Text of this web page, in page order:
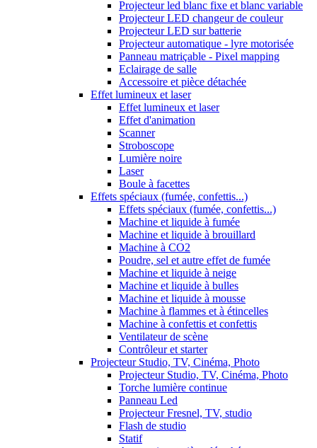
Projecteur led blanc fixe et blanc variable
Projecteur LED changeur de couleur
Projecteur LED sur batterie
Projecteur automatique - lyre motorisée
Panneau matriçable - Pixel mapping
Eclairage de salle
Accessoire et pièce détachée
Effet lumineux et laser
Effet lumineux et laser
Effet d'animation
Scanner
Stroboscope
Lumière noire
Laser
Boule à facettes
Effets spéciaux (fumée, confettis...)
Effets spéciaux (fumée, confettis...)
Machine et liquide à fumée
Machine et liquide à brouillard
Machine à CO2
Poudre, sel et autre effet de fumée
Machine et liquide à neige
Machine et liquide à bulles
Machine et liquide à mousse
Machine à flammes et à étincelles
Machine à confettis et confettis
Ventilateur de scène
Contrôleur et starter
Projecteur Studio, TV, Cinéma, Photo
Projecteur Studio, TV, Cinéma, Photo
Torche lumière continue
Panneau Led
Projecteur Fresnel, TV, studio
Flash de studio
Statif